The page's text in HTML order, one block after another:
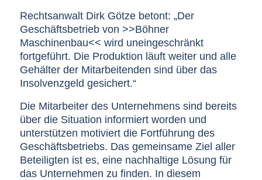
Rechtsanwalt Dirk Götze betont: „Der
Geschäftsbetrieb von >>Böhner
Maschinenbau<< wird uneingeschränkt
fortgeführt. Die Produktion läuft weiter und alle
Gehälter der Mitarbeitenden sind über das
Insolvenzgeld gesichert.“
Die Mitarbeiter des Unternehmens sind bereits
über die Situation informiert worden und
unterstützen motiviert die Fortführung des
Geschäftsbetriebs. Das gemeinsame Ziel aller
Beteiligten ist es, eine nachhaltige Lösung für
das Unternehmen zu finden. In diesem